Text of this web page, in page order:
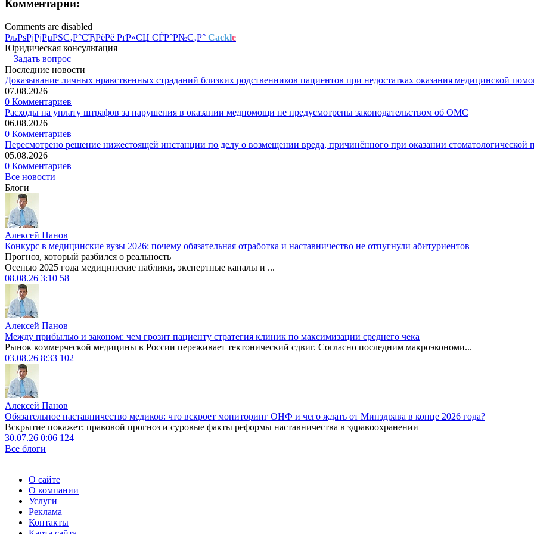
Комментарии:
Comments are disabled
РљРѕРјРјРµРЅС‚Р°СЂРёРё РґР»СЏ СЃР°Р№С‚Р° Cackle
Юридическая консультация
Задать вопрос
Последние новости
Доказывание личных нравственных страданий близких родственников пациентов при недостатках оказания медицинской
07.08.2026
0 Комментариев
Расходы на уплату штрафов за нарушения в оказании медпомощи не предусмотрены законодательством об ОМС
06.08.2026
0 Комментариев
Пересмотрено решение нижестоящей инстанции по делу о возмещении вреда, причинённого при оказании стоматологической
05.08.2026
0 Комментариев
Все новости
Блоги
Алексей Панов
Конкурс в медицинские вузы 2026: почему обязательная отработка и наставничество не отпугнули абитуриентов
Прогноз, который разбился о реальность
Осенью 2025 года медицинские паблики, экспертные каналы и ...
08.08.26 3:10 58
Алексей Панов
Между прибылью и законом: чем грозит пациенту стратегия клиник по максимизации среднего чека
Рынок коммерческой медицины в России переживает тектонический сдвиг. Согласно последним макроэкономи...
03.08.26 8:33 102
Алексей Панов
Обязательное наставничество медиков: что вскроет мониторинг ОНФ и чего ждать от Минздрава в конце 2026 года?
Вскрытие покажет: правовой прогноз и суровые факты реформы наставничества в здравоохранении
30.07.26 0:06 124
Все блоги
О сайте
О компании
Услуги
Реклама
Контакты